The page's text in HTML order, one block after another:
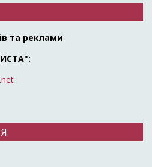
та реклами